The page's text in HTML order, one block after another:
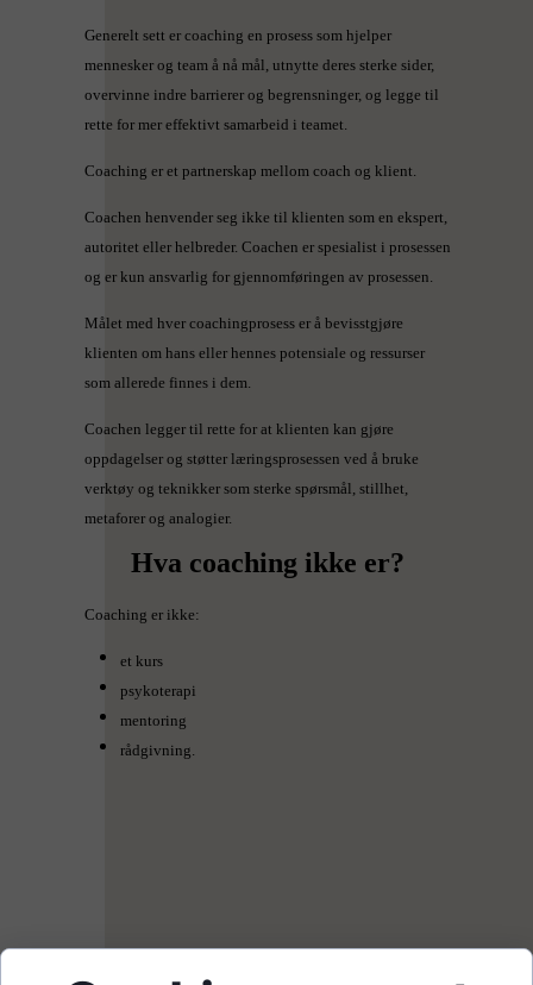
Generelt sett er coaching en prosess som hjelper
mennesker og team å nå mål, utnytte deres sterke sider,
overvinne indre barrierer og begrensninger, og legge til
rette for mer effektivt samarbeid i teamet.
Coaching er et partnerskap mellom coach og klient.
Coachen henvender seg ikke til klienten som en ekspert,
autoritet eller helbreder. Coachen er spesialist i prosessen
og er kun ansvarlig for gjennomføringen av prosessen.
Målet med hver coachingprosess er å bevisstgjøre
klienten om hans eller hennes potensiale og ressurser
som allerede finnes i dem.
Coachen legger til rette for at klienten kan gjøre
oppdagelser og støtter læringsprosessen ved å bruke
verktøy og teknikker som sterke spørsmål, stillhet,
metaforer og analogier.
Hva coaching ikke er?
Coaching er ikke:
et kurs
psykoterapi
mentoring
rådgivning.